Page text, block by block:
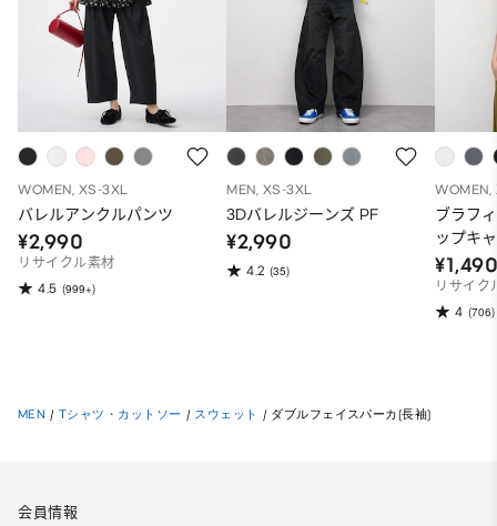
WOMEN, XS-3XL
バレルアンクルパンツ
¥2,990
リサイクル素材
4.5 (999+)
MEN, XS-3XL
3Dバレルジーンズ PF
¥2,990
4.2 (35)
WOMEN,
ブラフ
ップキ
リサイク
4 (706)
MEN / Tシャツ・カットソー / スウェット / ダブルフェイスパーカ(長袖)
会員情報